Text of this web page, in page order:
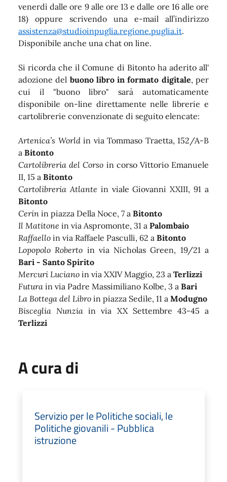
venerdì dalle ore 9 alle ore 13 e dalle ore 16 alle ore
18) oppure scrivendo una e-mail all’indirizzo
assistenza@studioinpuglia.regione.puglia.it.
Disponibile anche una chat on line.
Si ricorda che il Comune di Bitonto ha aderito all'
adozione del buono libro in formato digitale, per
cui il "buono libro" sarà automaticamente
disponibile on-line direttamente nelle librerie e
cartolibrerie convenzionate di seguito elencate:
Artenica’s World in via Tommaso Traetta, 152/A-B
a Bitonto
Cartolibreria del Corso in corso Vittorio Emanuele
II, 15 a Bitonto
Cartolibreria Atlante in viale Giovanni XXIII, 91 a
Bitonto
Cerin in piazza Della Noce, 7 a Bitonto
Il Matitone in via Aspromonte, 31 a Palombaio
Raffaello in via Raffaele Pasculli, 62 a Bitonto
Lopopolo Roberto in via Nicholas Green, 19/21 a
Bari - Santo Spirito
Mercuri Luciano in via XXIV Maggio, 23 a Terlizzi
Futura in via Padre Massimiliano Kolbe, 3 a Bari
La Bottega del Libro in piazza Sedile, 11 a Modugno
Bisceglia Nunziain via XX Settembre 43-45 a
Terlizzi
A cura di
Servizio per le Politiche sociali, le
Politiche giovanili - Pubblica
istruzione